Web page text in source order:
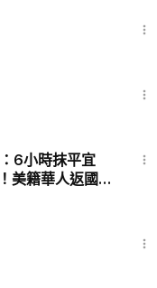
6小時抹平宜
美籍華人返國陷